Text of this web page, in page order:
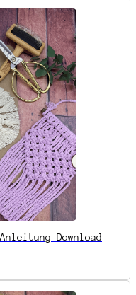
Download